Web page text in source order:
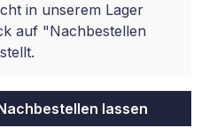
in unserem Lager
auf "Nachbestellen
den lassen